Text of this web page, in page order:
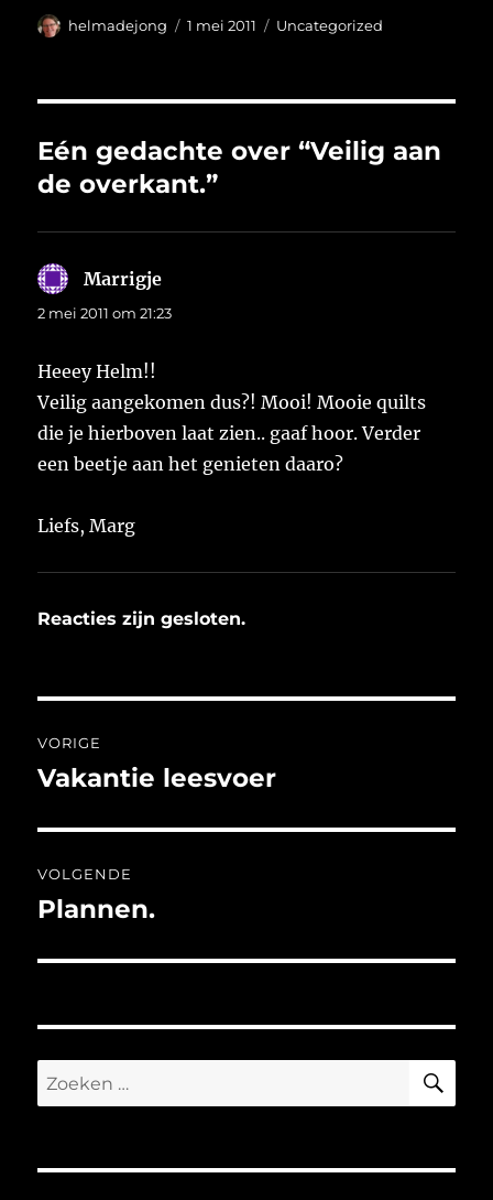
Auteur
helmadejong
Geplaatst
1 mei 2011 Categorieën
Uncategorized
Eén gedachte over “Veilig aan
de overkant.”
Marrigje
2 mei 2011 om 21:23
Heeey Helm!!
Veilig aangekomen dus?! Mooi! Mooie quilts
die je hierboven laat zien.. gaaf hoor. Verder
een beetje aan het genieten daaro?
Liefs, Marg
Reacties zijn gesloten.
navigatie
VORIGE
Vorig
Vakantie leesvoer
VOLGENDE
Volgend
Plannen.
Zoeken
naar: